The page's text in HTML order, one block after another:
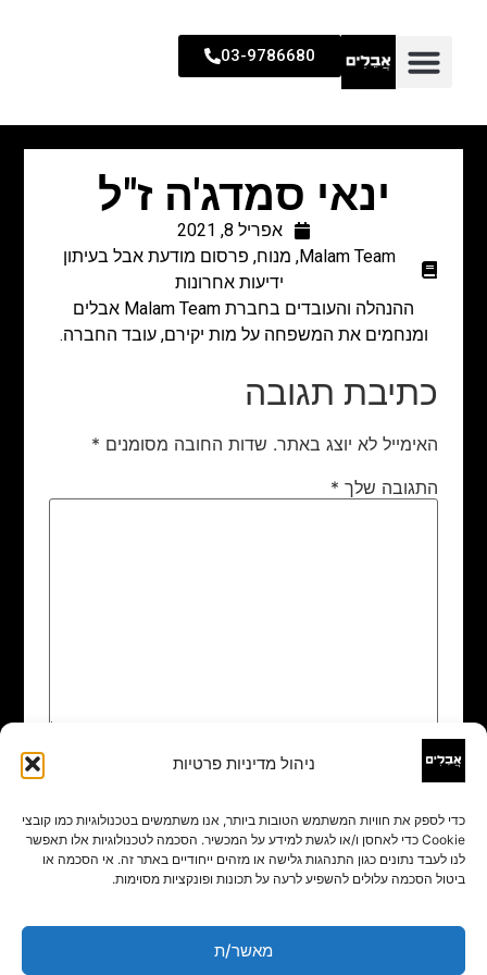
ניהול מדיניות פרטיות
כדי לספק את חוויות המשתמש הטובות ביותר, אנו משתמשים בטכנולוגיות כמו קובצי
Cookie כדי לאחסן ו/או לגשת למידע על המכשיר. הסכמה לטכנולוגיות אלו תאפשר
לנו לעבד נתונים כגון התנהגות גלישה או מזהים ייחודיים באתר זה. אי הסכמה או
ביטול הסכמה עלולים להשפיע לרעה על תכונות ופונקציות מסוימות.
מאשר/ת
03-9786680
ינאי סמדג'ה ז"ל
אפריל 8, 2021
Malam Team
, מנוח, פרסום מודעת אבל בעיתון
ידיעות אחרונות
ההנהלה והעובדים בחברת Malam Team אבלים
ומנחמים את המשפחה על מות יקירם, עובד החברה.
כתיבת תגובה
האימייל לא יוצג באתר. שדות החובה מסומנים *
התגובה שלך *
שם
אימייל*